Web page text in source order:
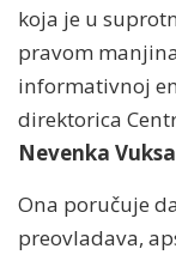
koja je u
pravom
informativnoj
direktorica
Nevenka
Ona poručuje
preovladava,